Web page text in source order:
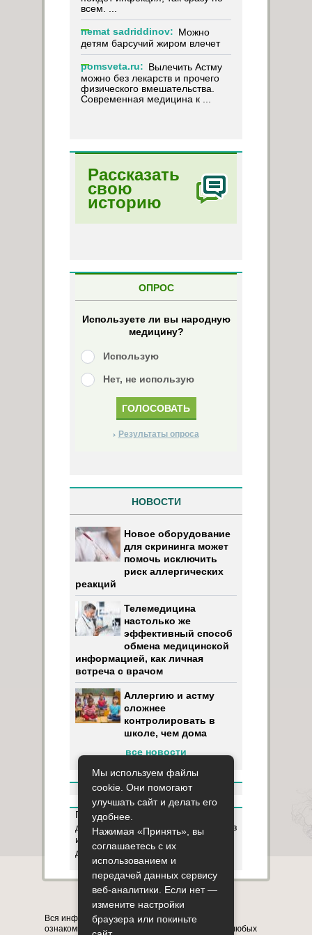
всем. ...
nemat sadriddinov: Можно
детям барсучий жиром влечет
pomsveta.ru: Вылечить Астму
можно без лекарств и прочего
физического вмешательства.
Современная медицина к ...
Рассказать
свою
историю
ОПРОС
Используете ли вы народную
медицину?
Использую
Нет, не использую
Результаты опроса
НОВОСТИ
Новое оборудование
для скрининга может
помочь исключить
риск аллергических
реакций
Телемедицина
настолько же
эффективный способ
обмена медицинской
информацией, как личная
встреча с врачом
Аллергию и астму
сложнее
контролировать в
школе, чем дома
все новости
Пользуясь данным ресурсом вы
даёте разрешение на сбор, анализ
и хранение своих персональных
данных согласно Правилам
Карта сайта О сайте Контакты
Вся информация на сайте представлена в
ознакомительных целях. Перед применением любых
Мы используем файлы
cookie. Они помогают
улучшать сайт и делать его
удобнее.
Нажимая «Принять», вы
соглашаетесь с их
использованием и
передачей данных сервису
веб-аналитики. Если нет —
измените настройки
браузера или покиньте